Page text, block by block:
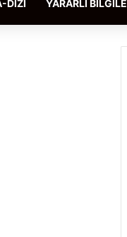
DIZI YARARLI